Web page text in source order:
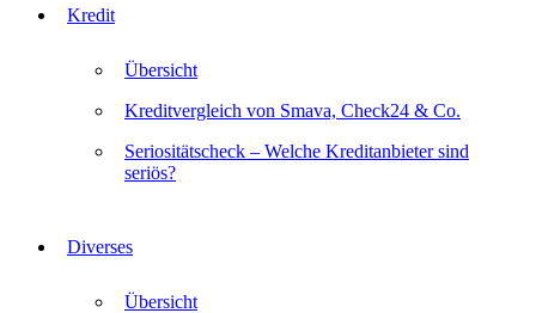
Kredit
Übersicht
Kreditvergleich von Smava, Check24 & Co.
Seriositätscheck – Welche Kreditanbieter sind
seriös?
Diverses
Übersicht